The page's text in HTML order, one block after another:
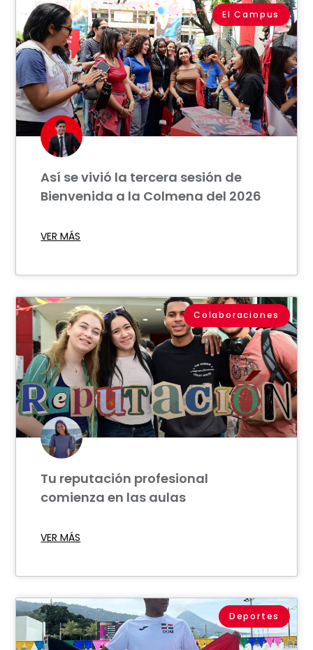
El Campus
Así se vivió la tercera sesión de
Bienvenida a la Colmena del 2026
VER MÁS
Colaboraciones
Tu reputación profesional
comienza en las aulas
VER MÁS
Deportes